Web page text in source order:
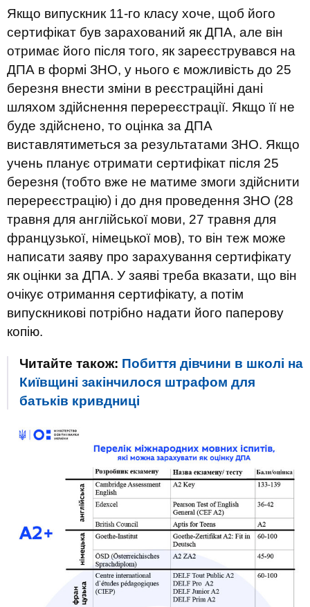
Якщо випускник 11-го класу хоче, щоб його
сертифікат був зарахований як ДПА, але він
отримає його після того, як зареєструвався на
ДПА в формі ЗНО, у нього є можливість до 25
березня внести зміни в реєстраційні дані
шляхом здійснення перереєстрації. Якщо її не
буде здійснено, то оцінка за ДПА
виставлятиметься за результатами ЗНО. Якщо
учень планує отримати сертифікат після 25
березня (тобто вже не матиме змоги здійснити
перереєстрацію) і до дня проведення ЗНО (28
травня для англійської мови, 27 травня для
французької, німецької мов), то він теж може
написати заяву про зарахування сертифікату
як оцінки за ДПА. У заяві треба вказати, що він
очікує отримання сертифікату, а потім
випускникові потрібно надати його паперову
копію.
Читайте також: Побиття дівчини в школі на
Київщині закінчилося штрафом для
батьків кривдниці